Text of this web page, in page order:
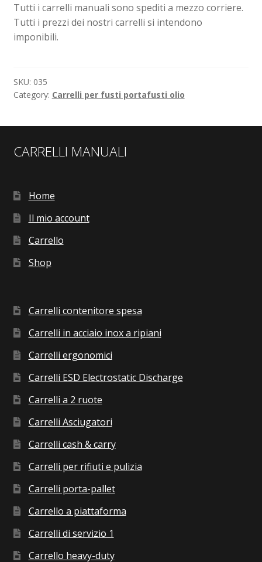
Tutti i carrelli manuali sono spediti a mezzo corriere.
Tutti i prezzi dei nostri carrelli si intendono
imponibili.
SKU: 035
Category: Carrelli per fusti portafusti olio
CARRELLI MANUALI
Home
Il mio account
Carrello
Shop
Carrelli contenitore spesa
Carrelli in acciaio inox a ripiani
Carrelli ergonomici
Carrelli ESD Electrostatic Discharge
Carrelli a 2 ruote
Carrelli Asciugatori
Carrelli cash & carry
Carrelli per rifiuti e pulizia
Carrelli porta-pallet
Carrello a piattaforma
Carrelli di servizio 1
Carrello heavy-duty